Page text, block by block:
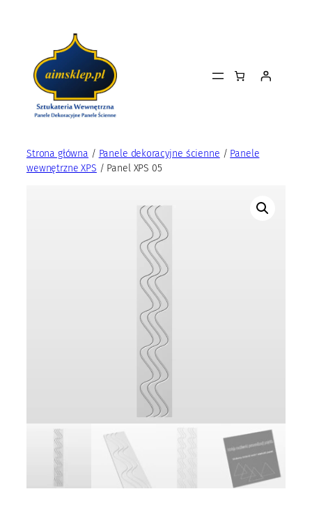
Strona główna / Panele dekoracyjne ścienne / Panele
wewnętrzne XPS / Panel XPS 05